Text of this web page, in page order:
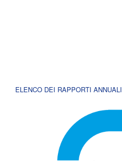
ELENCO DEI RAPPORTI ANNUALI